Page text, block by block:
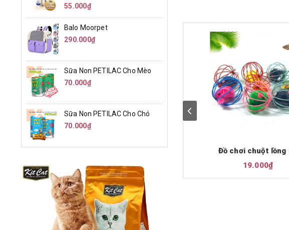
Đồ chơi chuột lồng
19.000₫
55.000₫
Balo Moorpet
290.000₫
Sữa Non PETILAC Cho Mèo
70.000₫
Sữa Non PETILAC Cho Chó
70.000₫